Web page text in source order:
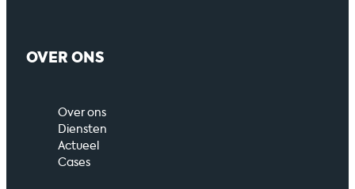
OVER ONS
Over ons
Diensten
Actueel
Cases